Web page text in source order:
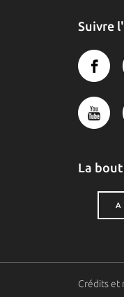
Suivre
La
A
Crédits et